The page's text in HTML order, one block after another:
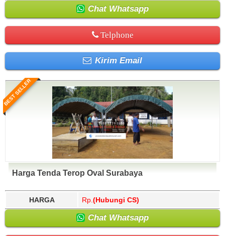
Chat Whatsapp
Telphone
Kirim Email
BEST SELLER
Harga Tenda Terop Oval Surabaya
HARGA Rp. (Hubungi CS)
Chat Whatsapp